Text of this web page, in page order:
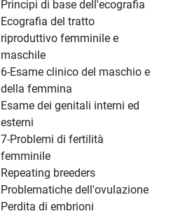
Principi di base dell'ecografia
Ecografia del tratto
riproduttivo femminile e
maschile
6-Esame clinico del maschio e
della femmina
Esame dei genitali interni ed
esterni
7-Problemi di fertilità
femminile
Repeating breeders
Problematiche dell'ovulazione
Perdita di embrioni